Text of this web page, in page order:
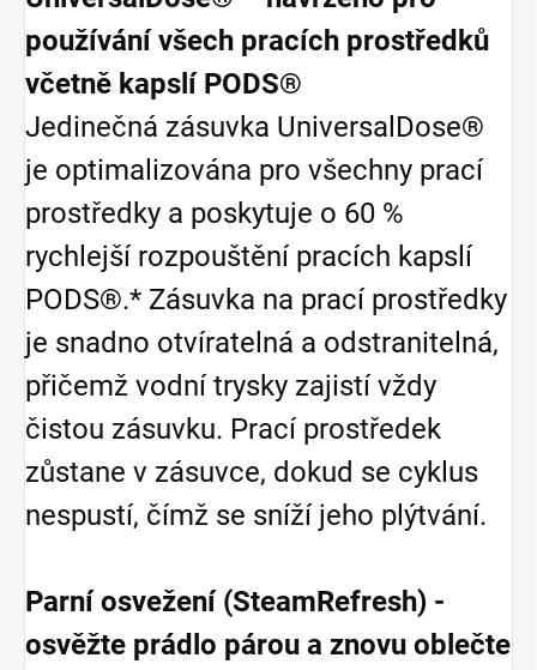
používání všech pracích prostředků
včetně kapslí PODS®
Jedinečná zásuvka UniversalDose®
je optimalizována pro všechny prací
prostředky a poskytuje o 60 %
rychlejší rozpouštění pracích kapslí
PODS®.* Zásuvka na prací prostředky
je snadno otvíratelná a odstranitelná,
přičemž vodní trysky zajistí vždy
čistou zásuvku. Prací prostředek
zůstane v zásuvce, dokud se cyklus
nespustí, čímž se sníží jeho plýtvání.
Parní osvežení (SteamRefresh) -
osvěžte prádlo párou a znovu oblečte